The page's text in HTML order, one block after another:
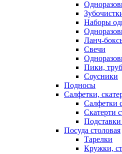
Наборы
Ланч-
Свечи
Пики,
Соусники
Подносы
Салфетки,
Салфетки
Скатерти
Посуда столовая
Тарелки
Кружки,